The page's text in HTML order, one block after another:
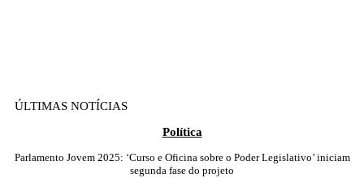
ÚLTIMAS NOTÍCIAS
Política
Parlamento Jovem 2025: ‘Curso e Oficina sobre o Poder Legislativo’ iniciam
segunda fase do projeto